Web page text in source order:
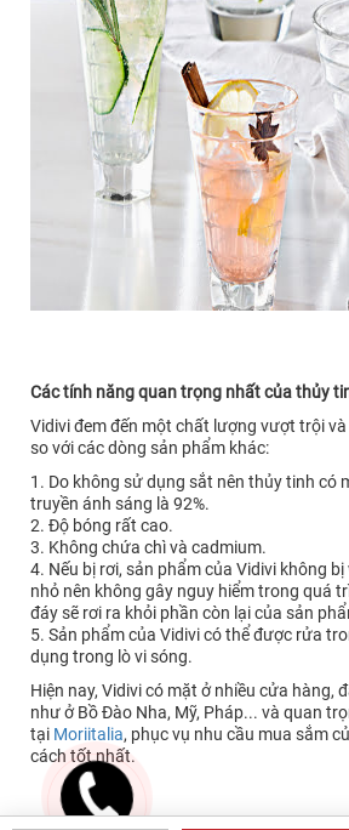
Các tính năng quan trọng nhất của thủy
Vidivi đem đến một chất lượng vượt trội
so với các dòng sản phẩm khác:
1. Do không sử dụng sắt nên thủy tinh có
truyền ánh sáng là 92%.
2. Độ bóng rất cao.
3. Không chứa chì và cadmium.
4. Nếu bị rơi, sản phẩm của Vidivi không
nhỏ nên không gây nguy hiểm trong quá
đáy sẽ rơi ra khỏi phần còn lại của sản
5. Sản phẩm của Vidivi có thể được rửa
dụng trong lò vi sóng.
Hiện nay, Vidivi có mặt ở nhiều cửa hàng,
như ở Bồ Đào Nha, Mỹ, Pháp... và quan
tại Moriitalia, phục vụ nhu cầu mua sắm
cách tốt nhất.